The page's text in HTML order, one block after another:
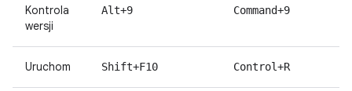
Kontrola
wersji
Alt+9 Command+9
Uruchom Shift+F10 Control+R